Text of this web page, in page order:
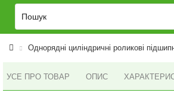
Однорядні циліндричні роликові
УСЕ ПРО ТОВАР ОПИС